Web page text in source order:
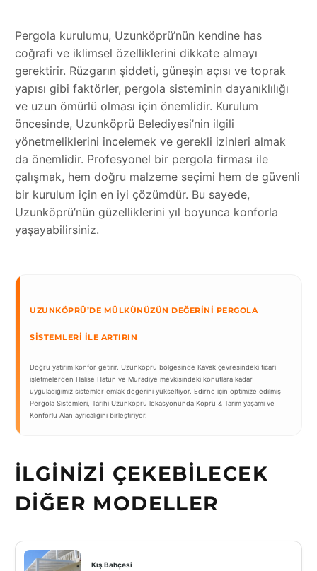
Pergola kurulumu, Uzunköprü’nün kendine has
coğrafi ve iklimsel özelliklerini dikkate almayı
gerektirir. Rüzgarın şiddeti, güneşin açısı ve toprak
yapısı gibi faktörler, pergola sisteminin dayanıklılığı
ve uzun ömürlü olması için önemlidir. Kurulum
öncesinde, Uzunköprü Belediyesi’nin ilgili
yönetmeliklerini incelemek ve gerekli izinleri almak
da önemlidir. Profesyonel bir pergola firması ile
çalışmak, hem doğru malzeme seçimi hem de güvenli
bir kurulum için en iyi çözümdür. Bu sayede,
Uzunköprü’nün güzelliklerini yıl boyunca konforla
yaşayabilirsiniz.
UZUNKÖPRÜ’DE MÜLKÜNÜZÜN DEĞERINI PERGOLA
SISTEMLERI İLE ARTIRIN
Doğru yatırım konfor getirir. Uzunköprü bölgesinde Kavak çevresindeki ticari
işletmelerden Halise Hatun ve Muradiye mevkisindeki konutlara kadar
uyguladığımız sistemler emlak değerini yükseltiyor. Edirne için optimize edilmiş
Pergola Sistemleri, Tarihi Uzunköprü lokasyonunda Köprü & Tarım yaşamı ve
Konforlu Alan ayrıcalığını birleştiriyor.
İLGINIZI ÇEKEBILECEK
DIĞER MODELLER
Kış Bahçesi